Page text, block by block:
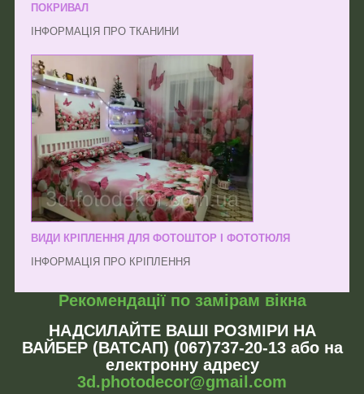
ПОКРИВАЛ
ІНФОРМАЦІЯ ПРО ТКАНИНИ
ВИДИ КРІПЛЕННЯ ДЛЯ ФОТОШТОР І ФОТОТЮЛЯ
ІНФОРМАЦІЯ ПРО КРІПЛЕННЯ
Рекомендації по замірам вікна
НАДСИЛАЙТЕ ВАШІ РОЗМІРИ НА
ВАЙБЕР (ВАТСАП) (067)737-20-13 або на
електронну адресу
3d.photodecor@gmail.com